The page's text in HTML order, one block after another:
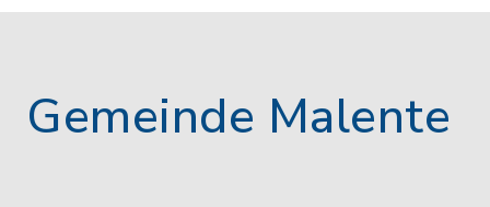
Gemeinde Malente